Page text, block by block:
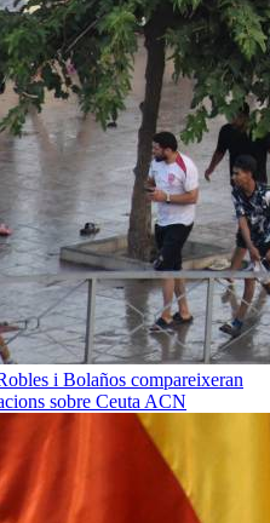
i Bolaños compareixeran
sobre Ceuta ACN